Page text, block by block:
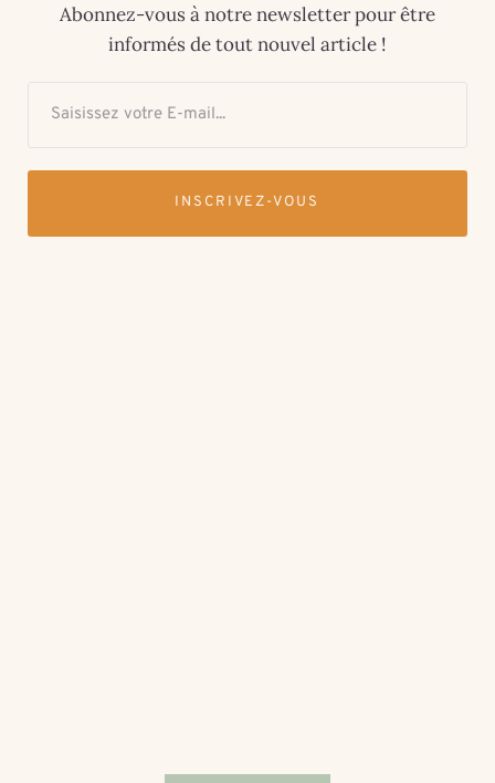
Abonnez-vous à notre newsletter pour être
informés de tout nouvel article !
INSCRIVEZ-VOUS